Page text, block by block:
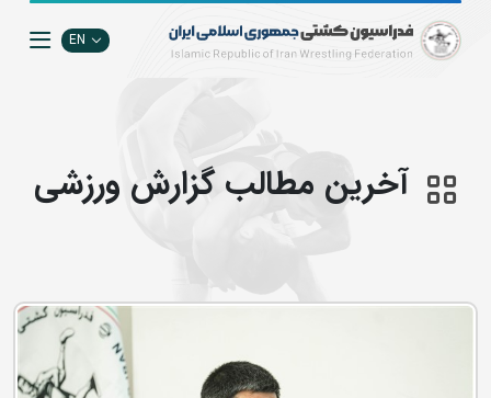
EN
آخرین مطالب گزارش ورزشی